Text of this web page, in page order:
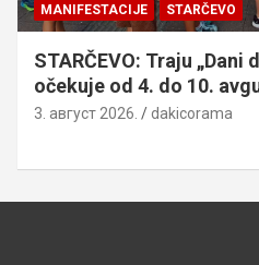
MANIFESTACIJE STARČEVO
STARČEVO: Traju „Dani
očekuje od 4. do 10.
3. август 2026. dakicorama